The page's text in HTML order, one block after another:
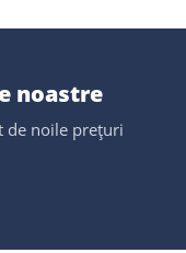
noastre
de noile prețuri